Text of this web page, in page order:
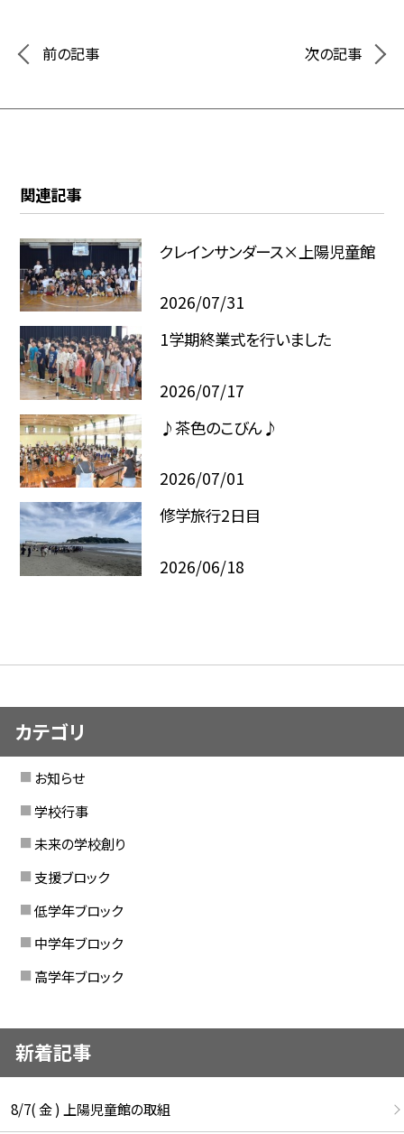
前の記事 次の記事
関連記事
クレインサンダース×上陽児童館
2026/07/31
1学期終業式を行いました
2026/07/17
♪茶色のこびん♪
2026/07/01
修学旅行2日目
2026/06/18
カテゴリ
お知らせ
学校行事
未来の学校創り
支援ブロック
低学年ブロック
中学年ブロック
高学年ブロック
新着記事
8/7( 金 ) 上陽児童館の取組